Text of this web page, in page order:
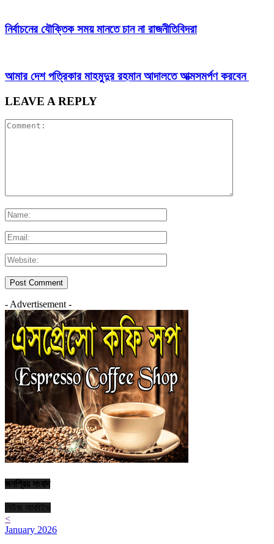
নির্বাচনের যৌক্তিক সময় মানতে চান না রাজনীতিবিদরা
আমার দেশ পত্রিকার মাহমুদুর রহমান আদালতে আত্মসমর্পণ করবেন
LEAVE A REPLY
- Advertisement -
জনপ্রিয় সংবাদ
নিউজ আর্কাইভ
<
January 2026